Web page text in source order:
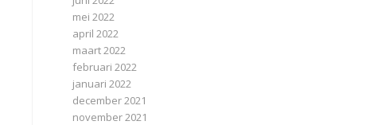
mei 2022
april 2022
maart 2022
februari 2022
januari 2022
december 2021
november 2021